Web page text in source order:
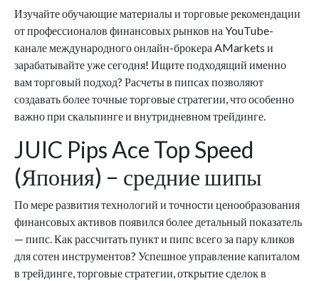
Изучайте обучающие материалы и торговые рекомендации
от профессионалов финансовых рынков на YouTube-
канале международного онлайн-брокера AMarkets и
зарабатывайте уже сегодня! Ищите подходящий именно
вам торговый подход? Расчеты в пипсах позволяют
создавать более точные торговые стратегии, что особенно
важно при скальпинге и внутридневном трейдинге.
JUIC Pips Ace Top Speed
(Япония) – средние шипы
По мере развития технологий и точности ценообразования
финансовых активов появился более детальный показатель
— пипс. Как рассчитать пункт и пипс всего за пару кликов
для сотен инструментов? Успешное управление капиталом
в трейдинге, торговые стратегии, открытие сделок в